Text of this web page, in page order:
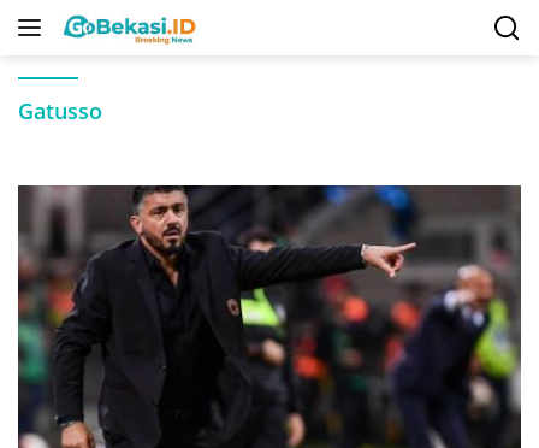
Langsung
Gatusso